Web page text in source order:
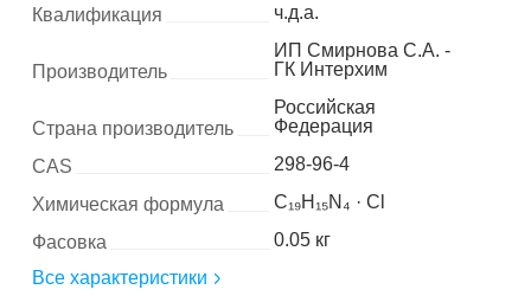
Квалификация ч.д.а.
Производитель
ИП Смирнова С.А. -
ГК Интерхим
Страна производитель
Российская
Федерация
CAS
298-96-4
Химическая формула
C₁₉H₁₅N₄ · Cl
Фасовка
0.05 кг
Все характеристики